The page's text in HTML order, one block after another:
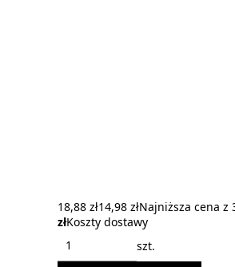
18,88 zł14,98 złNajniższa cena
złKoszty dostawy
szt.